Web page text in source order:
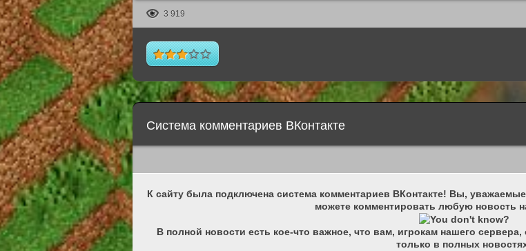
3 919
Система комментариев ВКонтакте
К сайту была подключена система комментариев ВКонтакте! Вы,
можете комментировать любую новость
В полной новости есть кое-что важное, что вам, игрокам нашего сервера,
только в полных